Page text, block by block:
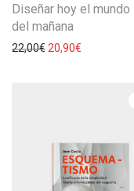
Diseñar hoy el mundo
del mañana
22,00€ 20,90€